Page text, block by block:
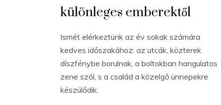
különleges emberektől
Ismét elérkeztünk az év sokak számára
kedves időszakához: az utcák, közterek
díszfénybe borulnak, a boltokban hangulatos
zene szól, s a család a közelgő ünnepekre
készülődik.